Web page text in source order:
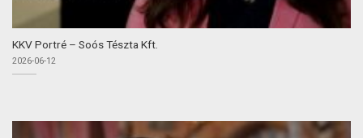
KKV Portré – Soós Tészta Kft.
2026-06-12